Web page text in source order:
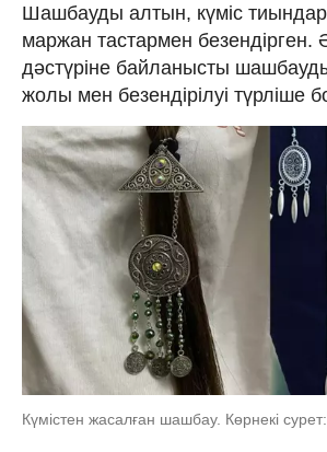
Шашбауды алтын, күміс
маржан тастармен безендірген.
дәстүріне байланысты
жолы мен безендірілуі түрліше
Күмістен жасалған шашбау. Көрнекі